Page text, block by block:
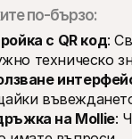
по-бързо:
с QR код:
техническо
на Mollie: